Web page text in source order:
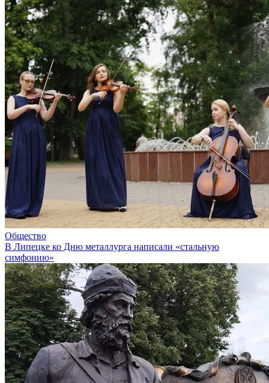
Общество
В Липецке ко Дню металлурга написали «стальную
симфонию»